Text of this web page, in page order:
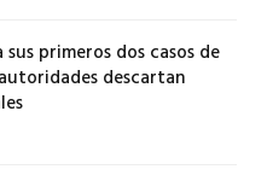
primeros dos casos de
descartan